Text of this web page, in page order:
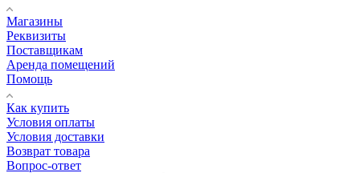
Магазины
Реквизиты
Поставщикам
Аренда помещений
Помощь
Как купить
Условия оплаты
Условия доставки
Возврат товара
Вопрос-ответ